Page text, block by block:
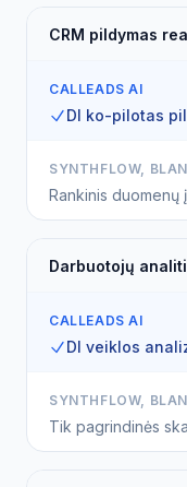
CRM pildymas
CALLEADS AI
DI ko-pilotas
SYNTHFLOW,
Rankinis duomenų
Darbuotojų
CALLEADS AI
DI veiklos
SYNTHFLOW,
Tik pagrindinės